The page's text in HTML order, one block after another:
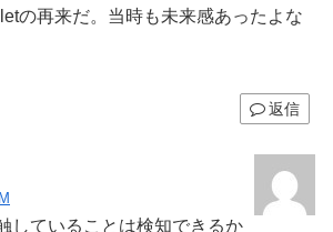
の再来だ。当時も未来感あったよな
返信
していることは検知できるか